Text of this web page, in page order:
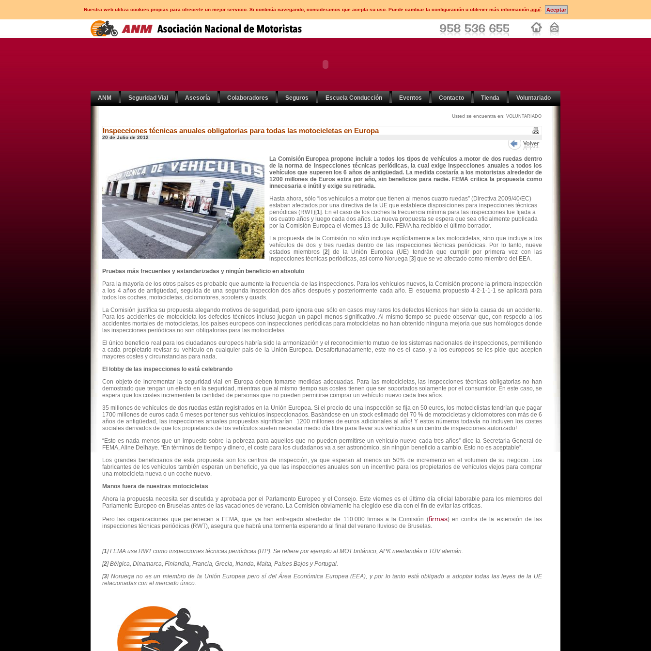
Nuestra web utiliza cookies propias para ofrecerle un mejor servicio. Si continúa navegando, consideramos que acepta su uso. Puede cambiar la configuración u obtener más información aquí.
ANM Seguridad Vial Asesoría Colaboradores Seguros Escuela Conducción Eventos Contacto Tienda Voluntariado
Usted se encuentra en: VOLUNTARIADO
Inspecciones técnicas anuales obligatorias para todas las motocicletas en Europa
20 de Julio de 2012
La Comisión Europea propone incluir a todos los tipos de vehículos a motor de dos ruedas dentro
de la norma de inspecciones técnicas periódicas, la cual exige inspecciones anuales a todos los
vehículos que superen los 6 años de antigüedad. La medida costaría a los motoristas alrededor de
1200 millones de Euros extra por año, sin beneficios para nadie. FEMA critica la propuesta como
innecesaria e inútil y exige su retirada.
Hasta ahora, sólo “los vehículos a motor que tienen al menos cuatro ruedas” (Directiva 2009/40/EC)
estaban afectados por una directiva de la UE que establece disposiciones para inspecciones técnicas
periódicas (RWT)[1]. En el caso de los coches la frecuencia mínima para las inspecciones fue fijada a
los cuatro años y luego cada dos años. La nueva propuesta se espera que sea oficialmente publicada
por la Comisión Europea el viernes 13 de Julio. FEMA ha recibido el último borrador.
La propuesta de la Comisión no sólo incluye explícitamente a las motocicletas, sino que incluye a los
vehículos de dos y tres ruedas dentro de las inspecciones técnicas periódicas. Por lo tanto, nueve
estados miembros [2] de la Unión Europea (UE) tendrán que cumplir por primera vez con las
inspecciones técnicas periódicas, así como Noruega [3] que se ve afectado como miembro del EEA.
Pruebas más frecuentes y estandarizadas y ningún beneficio en absoluto
Para la mayoría de los otros países es probable que aumente la frecuencia de las inspecciones. Para los vehículos nuevos, la Comisión propone la primera inspección
a los 4 años de antigüedad, seguida de una segunda inspección dos años después y posteriormente cada año. El esquema propuesto 4-2-1-1-1 se aplicará para
todos los coches, motocicletas, ciclomotores, scooters y quads.
La Comisión justifica su propuesta alegando motivos de seguridad, pero ignora que sólo en casos muy raros los defectos técnicos han sido la causa de un accidente.
Para los accidentes de motocicleta los defectos técnicos incluso juegan un papel menos significativo. Al mismo tiempo se puede observar que, con respecto a los
accidentes mortales de motocicletas, los países europeos con inspecciones periódicas para motocicletas no han obtenido ninguna mejoría que sus homólogos donde
las inspecciones periódicas no son obligatorias para las motocicletas.
El único beneficio real para los ciudadanos europeos habría sido la armonización y el reconocimiento mutuo de los sistemas nacionales de inspecciones, permitiendo
a cada propietario revisar su vehículo en cualquier país de la Unión Europea. Desafortunadamente, este no es el caso, y a los europeos se les pide que acepten
mayores costes y circunstancias para nada.
El lobby de las inspecciones lo está celebrando
Con objeto de incrementar la seguridad vial en Europa deben tomarse medidas adecuadas. Para las motocicletas, las inspecciones técnicas obligatorias no han
demostrado que tengan un efecto en la seguridad, mientras que al mismo tiempo sus costes tienen que ser soportados solamente por el consumidor. En este caso, se
espera que los costes incrementen la cantidad de personas que no pueden permitirse comprar un vehículo nuevo cada tres años.
35 millones de vehículos de dos ruedas están registrados en la Unión Europea. Si el precio de una inspección se fija en 50 euros, los motociclistas tendrían que pagar
1700 millones de euros cada 6 meses por tener sus vehículos inspeccionados. Basándose en un stock estimado del 70 % de motocicletas y ciclomotores con más de 6
años de antigüedad, las inspecciones anuales propuestas significarían 1200 millones de euros adicionales al año! Y estos números todavía no incluyen los costes
sociales derivados de que los propietarios de los vehículos suelen necesitar medio día libre para llevar sus vehículos a un centro de inspecciones autorizado!
“Esto es nada menos que un impuesto sobre la pobreza para aquellos que no pueden permitirse un vehículo nuevo cada tres años” dice la Secretaria General de
FEMA, Aline Delhaye. “En términos de tiempo y dinero, el coste para los ciudadanos va a ser astronómico, sin ningún beneficio a cambio. Esto no es aceptable”.
Los grandes beneficiarios de esta propuesta son los centros de inspección, ya que esperan al menos un 50% de incremento en el volumen de su negocio. Los
fabricantes de los vehículos también esperan un beneficio, ya que las inspecciones anuales son un incentivo para los propietarios de vehículos viejos para comprar
una motocicleta nueva o un coche nuevo.
Manos fuera de nuestras motocicletas
Ahora la propuesta necesita ser discutida y aprobada por el Parlamento Europeo y el Consejo. Este viernes es el último día oficial laborable para los miembros del
Parlamento Europeo en Bruselas antes de las vacaciones de verano. La Comisión obviamente ha elegido ese día con el fin de evitar las críticas.
Pero las organizaciones que pertenecen a FEMA, que ya han entregado alrededor de 110.000 firmas a la Comisión (firmas) en contra de la extensión de las
inspecciones técnicas periódicas (RWT), asegura que habrá una tormenta esperando al final del verano lluvioso de Bruselas.
[1] FEMA usa RWT como inspecciones técnicas periódicas (ITP). Se refiere por ejemplo al MOT británico, APK neerlandés o TÜV alemán.
[2] Bélgica, Dinamarca, Finlandia, Francia, Grecia, Irlanda, Malta, Países Bajos y Portugal.
[3] Noruega no es un miembro de la Unión Europea pero sí del Área Económica Europea (EEA), y por lo tanto está obligado a adoptar todas las leyes de la UE
relacionadas con el mercado único.